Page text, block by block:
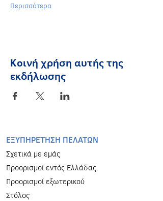
Περισσότερα
Κοινή χρήση αυτής της
εκδήλωσης
EΞΥΠΗΡΕΤΗΣΗ ΠΕΛΑΤΩΝ
Σχετικά με εμάς
Προορισμοί εντός Ελλάδας
Προορισμοί εξωτερικού
Στόλος